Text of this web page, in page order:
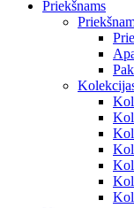
Priekšnams